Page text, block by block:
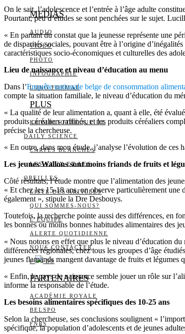
MEDIAS
AUDIO
VIDÉO
PHOTO
INFOGRAPHIE
LONG FORMAT
PLUS
LA BIBLIOTHÈQUE DE
DAILY SCIENCE
CARTES BLANCHES
LES YEUX ET LES
OREILLES
LISTE DES ARTICLES
QUI SOMMES-NOUS?
L’ÉQUIPE
ALERTE QUOTIDIENNE
NOUS CONTACTER
I DS
PARTENAIRES
ACADÉMIE ROYALE
BELSPO
FNRS
On le sait, l’adolescence et l’entrée à l’âge adulte
Pourtant, peu d’études se sont penchées sur le sujet.
« En partant du constat que la jeunesse représente une
de disparités sociales, pouvant être à l’origine
caractéristiques socio-économiques et culturelles des
Lieu de naissance et niveau d’éducation au menu
Dans l’Enquête nationale belge de consommation
compte la situation familiale, le niveau d’éducation du
« La qualité de leur alimentation a, quant à elle, été
produits céréaliers raffinés, et les produits céréaliers
précise la chercheuse.
« En outre, dans mon étude, j’analyse l’évolution de ces
Les jeunes Wallons sont moins friands de fruits et
Côté résultats, l’étude montre que l’alimentation des
« Et chez les 15-18 ans, on observe particulièrement
également », stipule la Dre Desbouys.
Toutefois, la recherche pointe aussi des différences, en
les bonnes ou moins bonnes habitudes alimentaires des
« Nous notons en effet que plus le niveau d’éducation
différences régionales, chez tous les groupes d’âge
jeunes flamands mangent davantage de fruits et légumes
« Enfin, le pays de naissance semble jouer un rôle sur
informe la responsable de l’étude.
Les besoins alimentaires spécifiques des 10-25 ans
Selon la chercheuse, ses conclusions soulignent «
spécifique, la population d’adolescents et de jeunes